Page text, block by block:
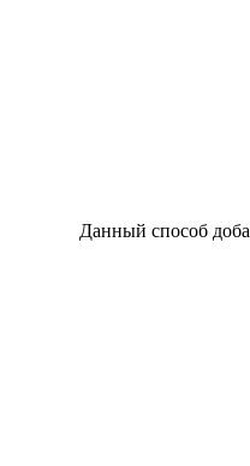
Данный способ